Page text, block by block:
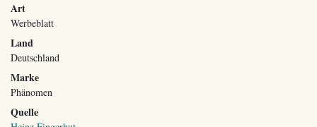
Art
Werbeblatt
Land
Deutschland
Marke
Phänomen
Quelle